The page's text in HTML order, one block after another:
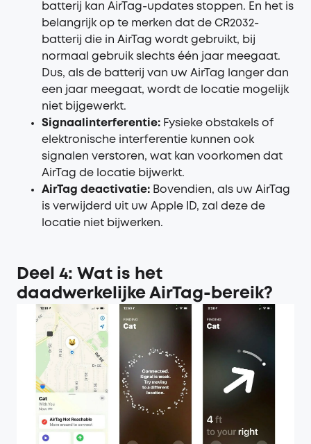
batterij kan AirTag-updates stoppen. En het is
belangrijk op te merken dat de CR2032-
batterij die in AirTag wordt gebruikt, bij
normaal gebruik slechts één jaar meegaat.
Dus, als de batterij van uw AirTag langer dan
een jaar meegaat, wordt de locatie mogelijk
niet bijgewerkt.
Signaalinterferentie: Fysieke obstakels of
elektronische interferentie kunnen ook
signalen verstoren, wat kan voorkomen dat
AirTag de locatie bijwerkt.
AirTag deactivatie: Bovendien, als uw AirTag
is verwijderd uit uw Apple ID, zal deze de
locatie niet bijwerken.
Deel 4: Wat is het
daadwerkelijke AirTag-bereik?